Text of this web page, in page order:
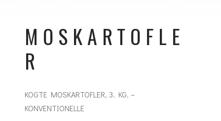
MOSKARTOFLE
R
KOGTE MOSKARTOFLER, 3. KG. –
KONVENTIONELLE